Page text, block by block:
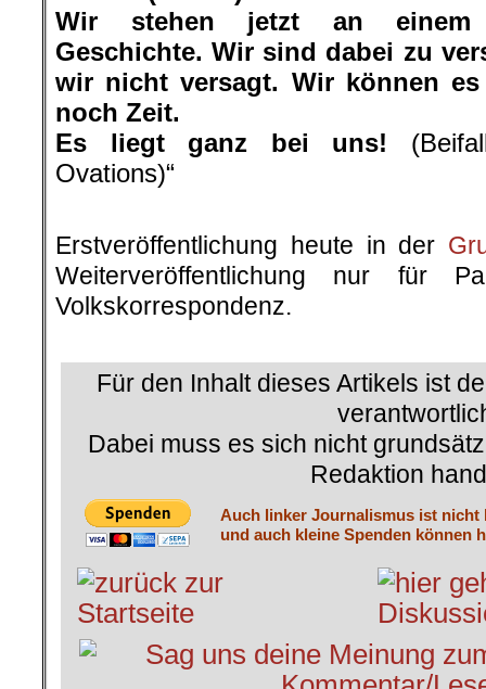
Wir stehen jetzt an einem
Geschichte. Wir sind dabei zu
wir nicht versagt. Wir können
noch Zeit.
Es liegt ganz bei uns!
Ovations)“
Erstveröffentlichung heute in der
Weiterveröffentlichung nur für
Volkskorrespondenz.
Für den Inhalt dieses Artikels ist
Dabei muss es sich nicht
Redaktion
Auch linker Journalismus ist nicht
und auch kleine Spenden können